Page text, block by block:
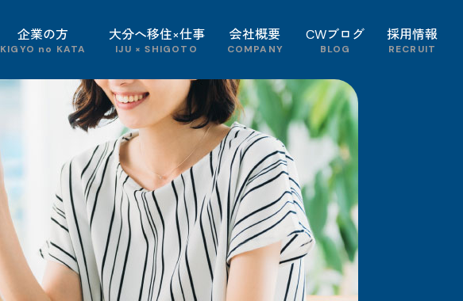
企業の方
KIGYO no KATA
大分へ移住×仕事
IJU × SHIGOTO
会社概要
COMPANY
CWブログ
BLOG
採用情報
RECRUIT